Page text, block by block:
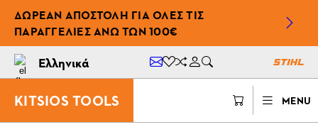
ΔΩΡΕΆΝ ΑΠΟΣΤΟΛΉ ΓΙΑ ΌΛΕΣ ΤΙΣ
ΠΑΡΑΓΓΕΛΊΕΣ ΆΝΩ ΤΩΝ 100€
Ελληνικά
KITSIOS TOOLS MENU